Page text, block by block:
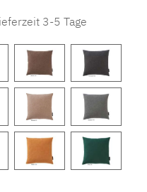
3-5 Tage